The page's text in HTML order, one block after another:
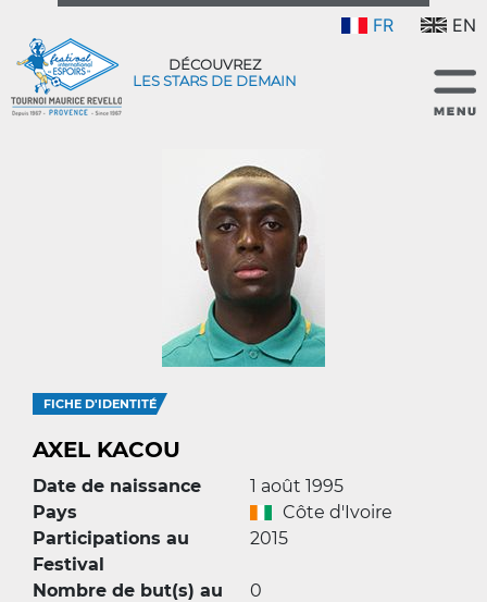
FR EN
DÉCOUVREZ
LES STARS DE DEMAIN
FICHE D'IDENTITÉ
AXEL KACOU
Date de naissance
1 août 1995
Pays
Côte d'Ivoire
Participations au
Festival
2015
Nombre de but(s) au
0